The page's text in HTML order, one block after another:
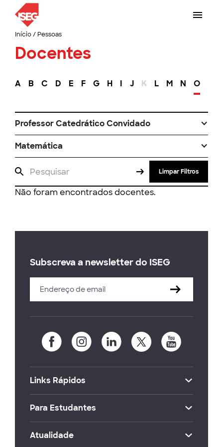
Início/ Pessoas
Docentes
A B C D E F G H I J K L M N O
Professor Catedrático Convidado
Matemática
Limpar Filtros
Não foram encontrados docentes.
Subscreva a newsletter do ISEG
Links Rápidos
Para Estudantes
Atualidade